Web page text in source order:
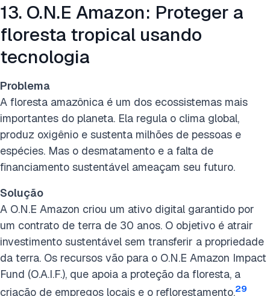
13. O.N.E Amazon: Proteger a
floresta tropical usando
tecnologia
Problema
A floresta amazônica é um dos ecossistemas mais
importantes do planeta. Ela regula o clima global,
produz oxigênio e sustenta milhões de pessoas e
espécies. Mas o desmatamento e a falta de
financiamento sustentável ameaçam seu futuro.
Solução
A O.N.E Amazon criou um ativo digital garantido por
um contrato de terra de 30 anos. O objetivo é atrair
investimento sustentável sem transferir a propriedade
da terra. Os recursos vão para o O.N.E Amazon Impact
Fund (O.A.I.F.), que apoia a proteção da floresta, a
criação de empregos locais e o reflorestamento.29